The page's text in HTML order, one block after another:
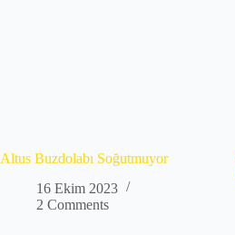
Altus Buzdolabı Soğutmuyor
16 Ekim 2023
2 Comments